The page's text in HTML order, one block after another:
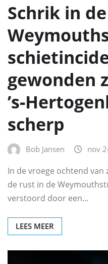
Schrik in de
gewonden
scherp
Bob Jansen nov
In de vroege ochtend
de rust in de
verstoord door een…
LEES MEER